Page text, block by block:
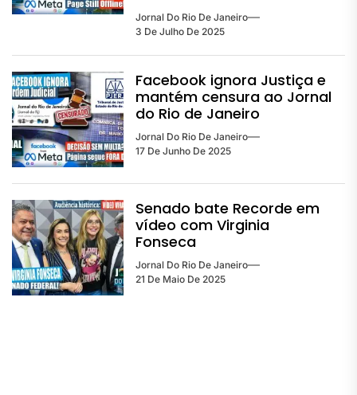
Jornal Do Rio De Janeiro
3 De Julho De 2025
Facebook ignora Justiça e
mantém censura ao Jornal
do Rio de Janeiro
Jornal Do Rio De Janeiro
17 De Junho De 2025
Senado bate Recorde em
vídeo com Virginia
Fonseca
Jornal Do Rio De Janeiro
21 De Maio De 2025